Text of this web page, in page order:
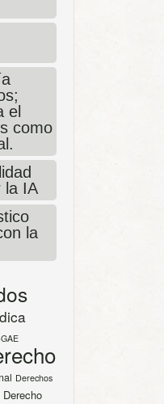
el
como
la IA
la
Derechos
Derecho